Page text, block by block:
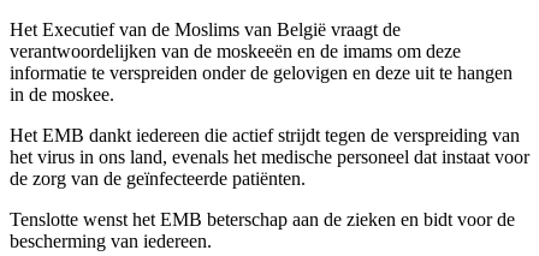
Het Executief van de Moslims van België vraagt de
verantwoordelijken van de moskeeën en de imams om deze
informatie te verspreiden onder de gelovigen en deze uit te hangen
in de moskee.
Het EMB dankt iedereen die actief strijdt tegen de verspreiding van
het virus in ons land, evenals het medische personeel dat instaat voor
de zorg van de geïnfecteerde patiënten.
Tenslotte wenst het EMB beterschap aan de zieken en bidt voor de
bescherming van iedereen.